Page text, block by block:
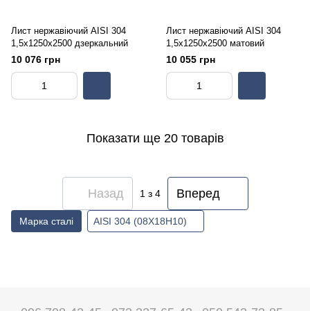
Лист нержавіючий AISI 304
1,5х1250х2500 дзеркальний
10 076 грн
Лист нержавіючий AISI 304
1,5х1250х2500 матовий
10 055 грн
Показати ще 20 товарів
Назад 1 з 4 Вперед
Марка сталі AISI 304 (08Х18Н10)